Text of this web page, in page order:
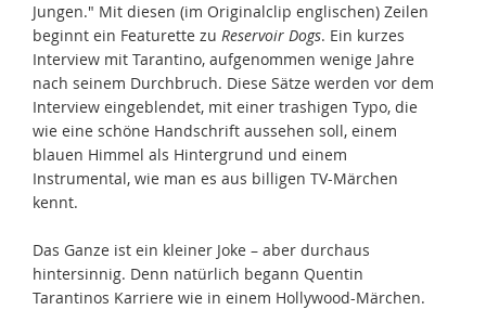
Jungen." Mit diesen (im Originalclip englischen) Zeilen
beginnt ein Featurette zu Reservoir Dogs. Ein kurzes
Interview mit Tarantino, aufgenommen wenige Jahre
nach seinem Durchbruch. Diese Sätze werden vor dem
Interview eingeblendet, mit einer trashigen Typo, die
wie eine schöne Handschrift aussehen soll, einem
blauen Himmel als Hintergrund und einem
Instrumental, wie man es aus billigen TV-Märchen
kennt.
Das Ganze ist ein kleiner Joke – aber durchaus
hintersinnig. Denn natürlich begann Quentin
Tarantinos Karriere wie in einem Hollywood-Märchen.